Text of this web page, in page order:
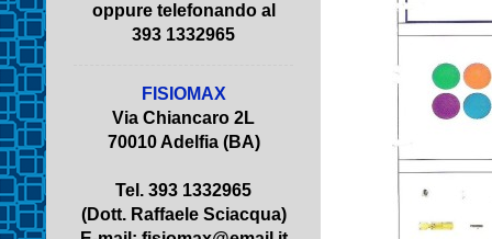
oppure telefonando al
393 1332965
FISIOMAX
Via Chiancaro 2L
70010 Adelfia (BA)
Tel. 393 1332965
(Dott. Raffaele Sciacqua)